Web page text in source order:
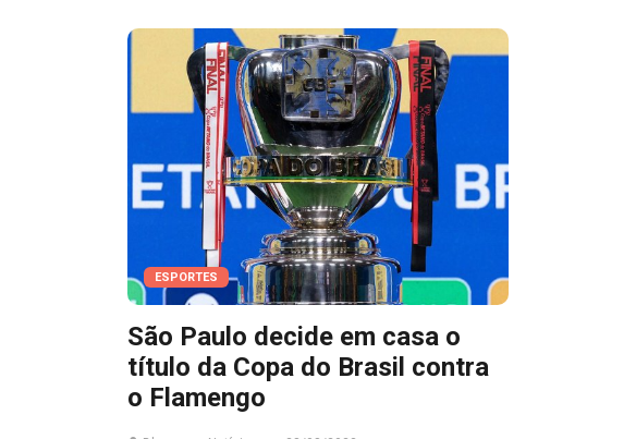
ESPORTES
São Paulo decide em casa o
título da Copa do Brasil contra
o Flamengo